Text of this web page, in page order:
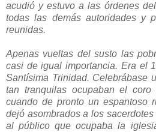
acudió y estuvo a las órdenes
todas las demás autoridades y
reunidas.
Apenas vueltas del susto las
casi de igual importancia. Era el
Santísima Trinidad. Celebrábase
tan tranquilas ocupaban el
cuando de pronto un espantoso
dejó asombrados a los
al público que ocupaba la